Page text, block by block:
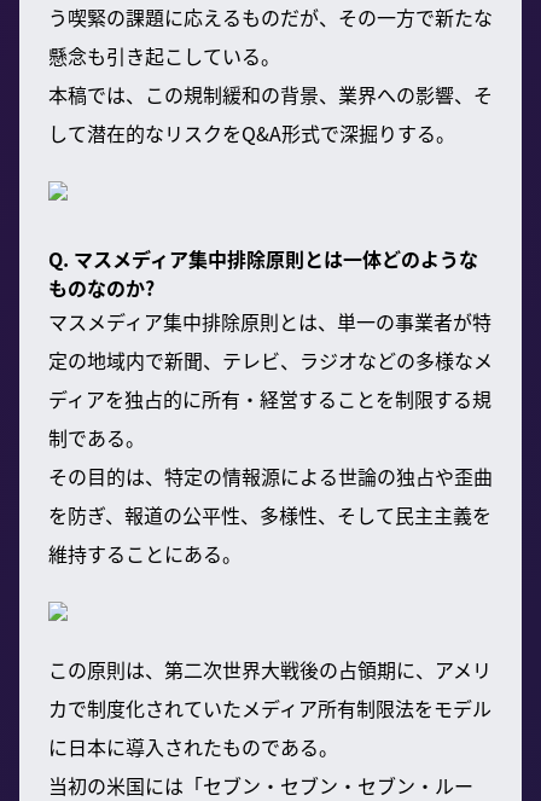
う喫緊の課題に応えるものだが、その一方で新たな
懸念も引き起こしている。
本稿では、この規制緩和の背景、業界への影響、そ
して潜在的なリスクをQ&A形式で深掘りする。
Q. マスメディア集中排除原則とは一体どのような
ものなのか?
マスメディア集中排除原則とは、単一の事業者が特
定の地域内で新聞、テレビ、ラジオなどの多様なメ
ディアを独占的に所有・経営することを制限する規
制である。
その目的は、特定の情報源による世論の独占や歪曲
を防ぎ、報道の公平性、多様性、そして民主主義を
維持することにある。
この原則は、第二次世界大戦後の占領期に、アメリ
カで制度化されていたメディア所有制限法をモデル
に日本に導入されたものである。
当初の米国には「セブン・セブン・セブン・ルー